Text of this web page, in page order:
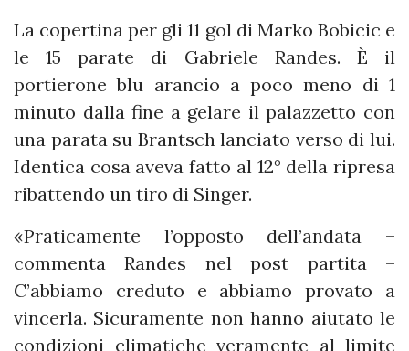
La copertina per gli 11 gol di Marko Bobicic e
le 15 parate di Gabriele Randes. È il
portierone blu arancio a poco meno di 1
minuto dalla fine a gelare il palazzetto con
una parata su Brantsch lanciato verso di lui.
Identica cosa aveva fatto al 12° della ripresa
ribattendo un tiro di Singer.
«Praticamente l’opposto dell’andata –
commenta Randes nel post partita –
C’abbiamo creduto e abbiamo provato a
vincerla. Sicuramente non hanno aiutato le
condizioni climatiche veramente al limite